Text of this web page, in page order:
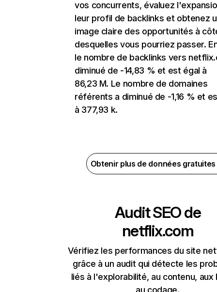
vos concurrents, évaluez
leur profil de backlinks et obtenez
image claire des opportunités à
desquelles vous pourriez passer.
le nombre de backlinks vers
diminué de -14,83 % et est égal à
86,23 M. Le nombre de domaines
référents a diminué de -1,16 % et
à 377,93 k.
Obtenir plus de données
Audit SEO de
netflix.com
Vérifiez les performances du site
grâce à un audit qui détecte les
liés à l'explorabilité, au contenu, aux
au codage.